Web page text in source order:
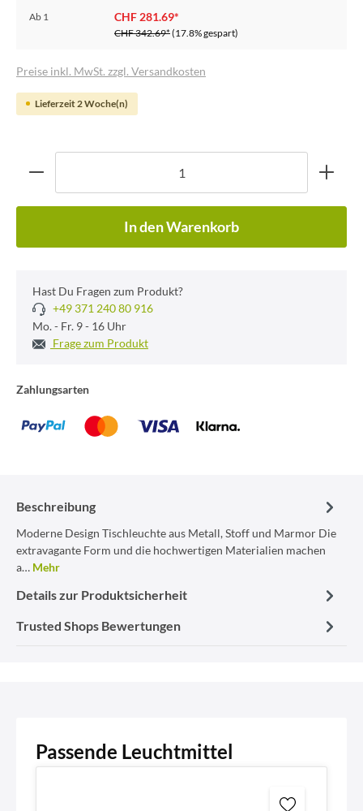
Ab 1 CHF 281.69*
CHF 342.69*(17.8% gespart)
Preise inkl. MwSt. zzgl. Versandkosten
Lieferzeit 2 Woche(n)
In den Warenkorb
Hast Du Fragen zum Produkt?
+49 371 240 80 916
Mo. - Fr. 9 - 16 Uhr
Frage zum Produkt
Zahlungsarten
Beschreibung
Moderne Design Tischleuchte aus Metall, Stoff und Marmor Die
extravagante Form und die hochwertigen Materialien machen
a… Mehr
Details zur Produktsicherheit
Trusted Shops Bewertungen
Passende Leuchtmittel